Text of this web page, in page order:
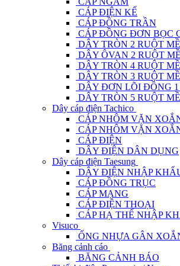
CÁP ĐIỆN KẾ
CÁP ĐỒNG TRẦN
CÁP ĐỒNG ĐƠN BỌC
DÂY TRÒN 2 RUỘT
DÂY ÔVAN 2 RUỘT
DÂY TRÒN 4 RUỘT
DÂY TRÒN 3 RUỘT
DÂY ĐƠN LÕI ĐỒNG 1
DÂY TRÒN 5 RUỘT
Dây cáp điện Tachico
CÁP NHÔM VẶN
CÁP NHÔM VẶN
CÁP ĐIỆN
DÂY ĐIỆN DÂN DỤNG
Dây cáp điện Taesung
DÂY ĐIỆN NHẬP
CÁP ĐỒNG TRỤC
CÁP MẠNG
CÁP ĐIỆN THOẠI
CÁP HẠ THẾ NHẬP
Visuco
ỐNG NHỰA GÂN
Băng cảnh cáo
BĂNG CẢNH BÁO